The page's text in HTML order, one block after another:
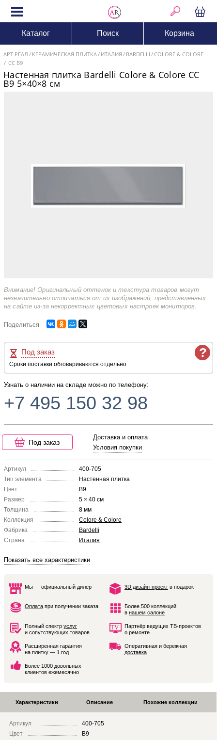
Каталог Поиск Корзина
АРТ РЕАЛ КЕРАМИЧЕСКАЯ ПЛИТКА ИТАЛИЯ BARDELLI COLORE & COLORE
CC B9
Настенная плитка Bardelli Colore & Colore CC
B9 5×40×8 см
Внимание! Оригинальный оттенок и текстура товаров могут
незначительно отличаться от их изображений, представленных
на сайте из-за некорректных цветовых настроек мониторов.
Поделиться
?
Под заказ
Сроки поставки обговариваются отдельно
Узнать о наличии на складе можно по телефону:
+7 495 150 32 98
Под заказ
Доставка и оплата
Условия покупки
Артикул
400-705
Тип элемента
Настенная плитка
Цвет
B9
Размер
5 × 40 см
Толщина
8 мм
Коллекция
Colore & Colore
Фабрика
Bardelli
Страна
Италия
Показать все характеристики
Мы — официальный дилер 3D дизайн-проект в подарок
Оплата при получении заказа
Более 500 коллекций
в нашем салоне
Полный спектр услуг
и сопутствующих товаров
Партнёр ведущих ТВ-проектов
о ремонте
Расширенная гарантия
на плитку — 1 год
Оперативная и бережная
доставка
Более 1000 довольных
клиентов ежемесячно
Характеристики Описание Похожие коллекции
Артикул
400-705
Цвет
B9